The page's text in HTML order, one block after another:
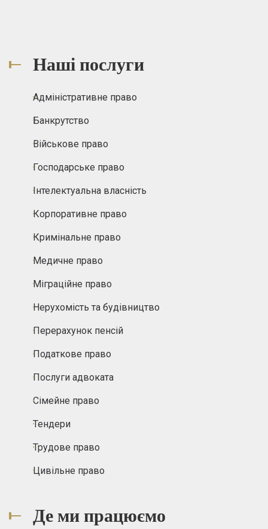
Наші послуги
Адміністративне право
Банкрутство
Військове право
Господарське право
Інтелектуальна власність
Корпоративне право
Кримінальне право
Медичне право
Міграційне право
Нерухомість та будівництво
Перерахунок пенсій
Податкове право
Послуги адвоката
Сімейне право
Тендери
Трудове право
Цивільне право
Де ми працюємо